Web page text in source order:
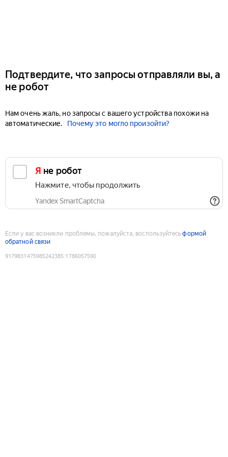
Подтвердите, что запросы отправляли вы, а
не робот
Нам очень жаль, но запросы с вашего устройства похожи на
автоматические.
Почему это могло произойти?
Я не робот
Нажмите, чтобы продолжить
Yandex SmartCaptcha
Если у вас возникли проблемы, пожалуйста, воспользуйтесьформой
обратной связи
9179831475985242385:1786057590